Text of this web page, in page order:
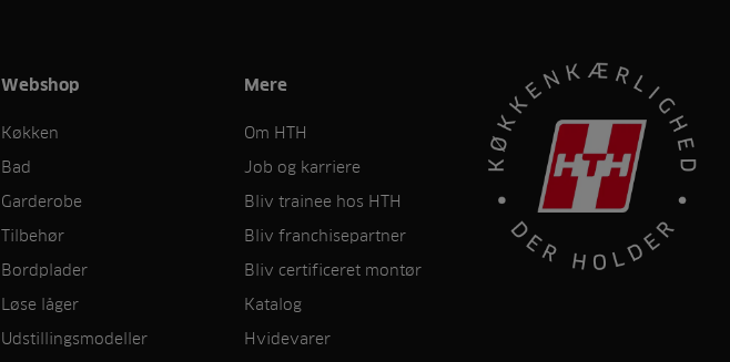
Webshop
Køkken
Bad
Garderobe
Tilbehør
Bordplader
Løse låger
Udstillingsmodeller
Mere
Om HTH
Job og karriere
Bliv trainee hos HTH
Bliv franchisepartner
Bliv certificeret montør
Katalog
Hvidevarer